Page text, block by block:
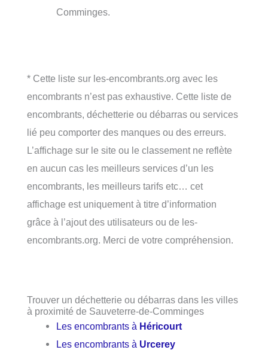
Comminges.
* Cette liste sur les-encombrants.org avec les
encombrants n’est pas exhaustive. Cette liste de
encombrants, déchetterie ou débarras ou services
lié peu comporter des manques ou des erreurs.
L’affichage sur le site ou le classement ne reflète
en aucun cas les meilleurs services d’un les
encombrants, les meilleurs tarifs etc… cet
affichage est uniquement à titre d’information
grâce à l’ajout des utilisateurs ou de les-
encombrants.org. Merci de votre compréhension.
Trouver un déchetterie ou débarras dans les villes
à proximité de Sauveterre-de-Comminges
Les encombrants à Héricourt
Les encombrants à Urcerey